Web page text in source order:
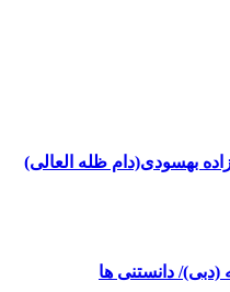
بهسودی(دام ظله العالی)
دانستنی ها